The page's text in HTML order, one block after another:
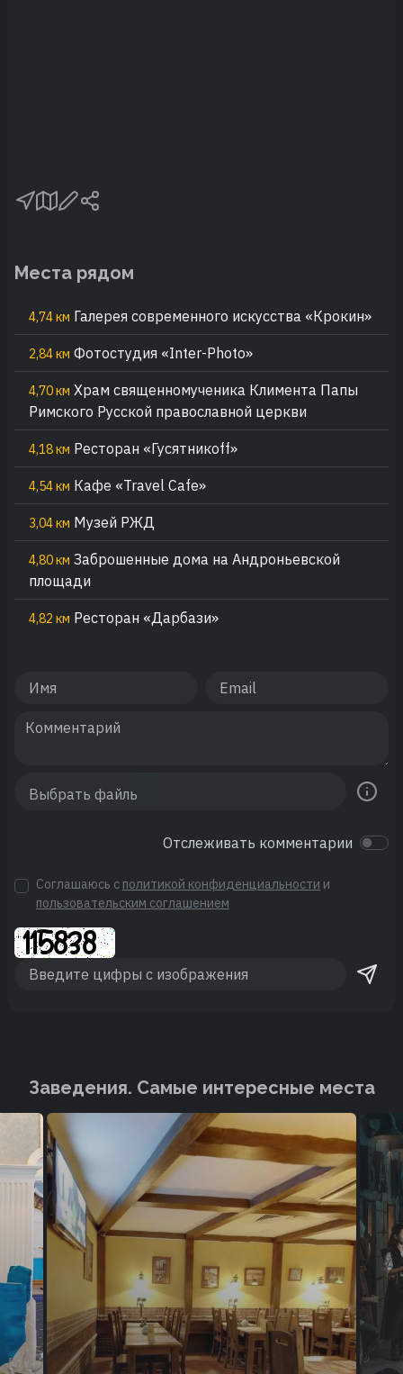
Места рядом
4,74 км Галерея современного искусства «Крокин»
2,84 км Фотостудия «Inter-Photo»
4,70 км Храм священномученика Климента Папы
Римского Русской православной церкви
4,18 км Ресторан «Гусятникоff»
4,54 км Кафе «Travel Cafe»
3,04 км Музей РЖД
4,80 км Заброшенные дома на Андроньевской
площади
4,82 км Ресторан «Дарбази»
Отслеживать комментарии
Соглашаюсь с политикой конфиденциальности и
пользовательским соглашением
Заведения. Cамые интересные места